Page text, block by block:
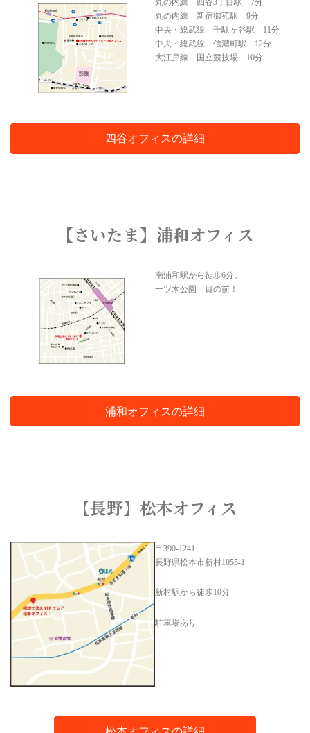
丸の内線 四谷3丁目駅 7分
丸の内線 新宿御苑駅 9分
中央・総武線 千駄ヶ谷駅 11分
中央・総武線 信濃町駅 12分
大江戸線 国立競技場 10分
四谷オフィスの詳細
【さいたま】浦和オフィス
南浦和駅から徒歩6分。
一ツ木公園 目の前！
浦和オフィスの詳細
【長野】松本オフィス
〒390-1241
長野県松本市新村1055-1
新村駅から徒歩10分
駐車場あり